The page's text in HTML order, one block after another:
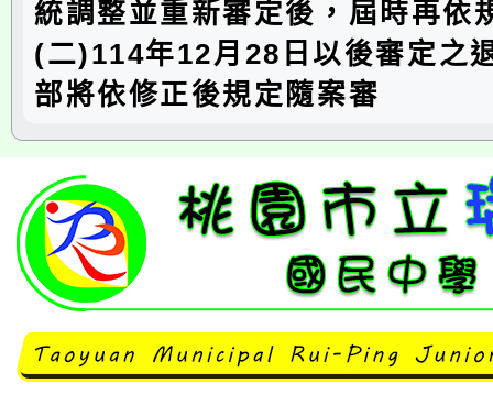
統調整並重新審定後，屆時再依
(二)114年12月28日以後審定之
部將依修正後規定隨案審